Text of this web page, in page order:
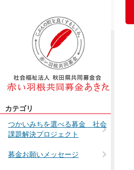
カテゴリ
つかいみちを選べる募金 社会
課題解決プロジェクト
募金お願いメッセージ